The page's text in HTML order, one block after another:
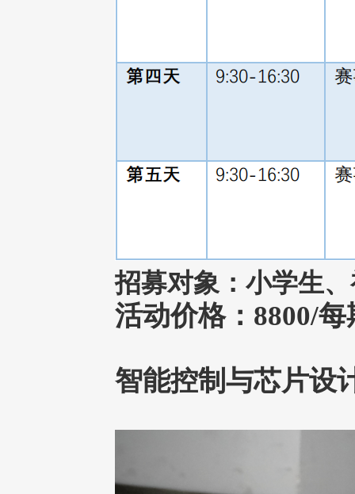
招募对象：小学生
活动价格： 8800/每
智能控制与芯片设